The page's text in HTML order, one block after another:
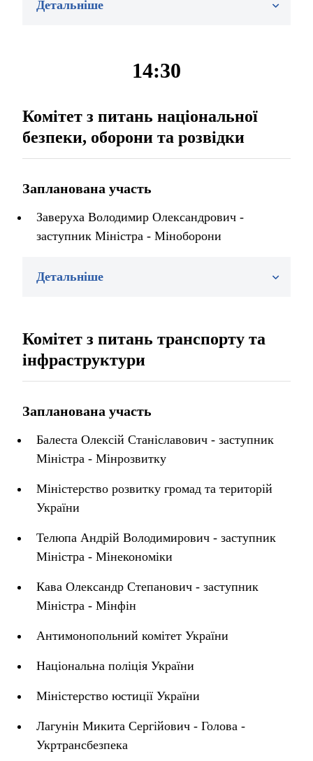
Детальніше
14:30
Комітет з питань національної
безпеки, оборони та розвідки
Запланована участь
Заверуха Володимир Олександрович -
заступник Міністра - Міноборони
Детальніше
Комітет з питань транспорту та
інфраструктури
Запланована участь
Балеста Олексій Станіславович - заступник
Міністра - Мінрозвитку
Міністерство розвитку громад та територій
України
Телюпа Андрій Володимирович - заступник
Міністра - Мінекономіки
Кава Олександр Степанович - заступник
Міністра - Мінфін
Антимонопольний комітет України
Національна поліція України
Міністерство юстиції України
Лагунін Микита Сергійович - Голова -
Укртрансбезпека